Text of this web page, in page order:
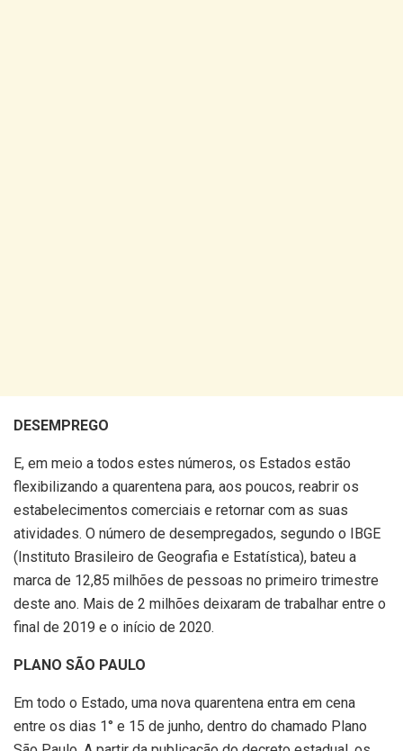
DESEMPREGO
E, em meio a todos estes números, os Estados estão
flexibilizando a quarentena para, aos poucos, reabrir os
estabelecimentos comerciais e retornar com as suas
atividades. O número de desempregados, segundo o IBGE
(Instituto Brasileiro de Geografia e Estatística), bateu a
marca de 12,85 milhões de pessoas no primeiro trimestre
deste ano. Mais de 2 milhões deixaram de trabalhar entre o
final de 2019 e o início de 2020.
PLANO SÃO PAULO
Em todo o Estado, uma nova quarentena entra em cena
entre os dias 1° e 15 de junho, dentro do chamado Plano